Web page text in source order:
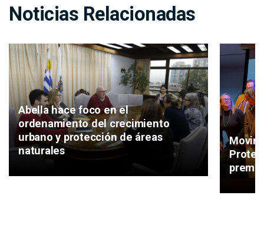
Noticias Relacionadas
Abella hace foco en el
ordenamiento del crecimiento
urbano y protección de áreas
naturales